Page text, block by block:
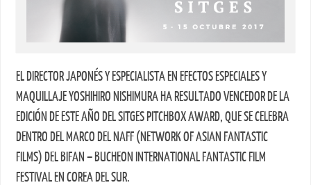
EL DIRECTOR JAPONÉS Y ESPECIALISTA EN EFECTOS ESPECIALES Y
MAQUILLAJE YOSHIHIRO NISHIMURA HA RESULTADO VENCEDOR DE LA
EDICIÓN DE ESTE AÑO DEL SITGES PITCHBOX AWARD, QUE SE CELEBRA
DENTRO DEL MARCO DEL NAFF (NETWORK OF ASIAN FANTASTIC
FILMS) DEL BIFAN – BUCHEON INTERNATIONAL FANTASTIC FILM
FESTIVAL EN COREA DEL SUR.